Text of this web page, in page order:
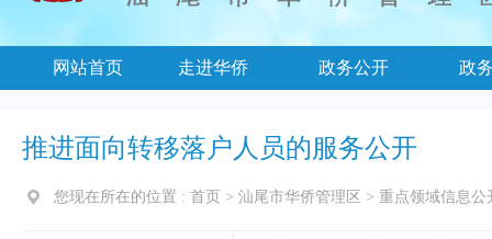
网站首页 走进华侨 政务公开 政
推进面向转移落户人员的服务公开
您现在所在的位置 : 首页 > 汕尾市华侨管理区 > 重点领域信息公